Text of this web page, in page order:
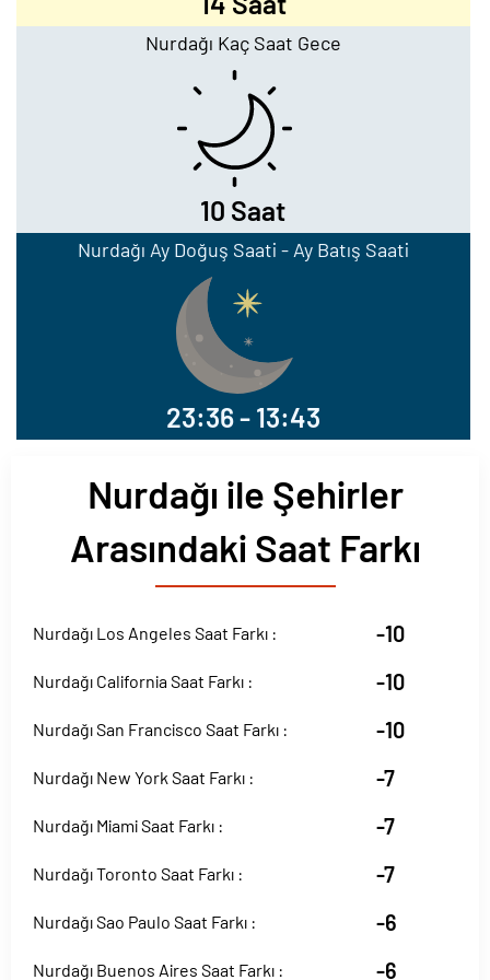
Nurdağı Kaç Saat Gece
10 Saat
Nurdağı Ay Doğuş Saati - Ay Batış Saati
23:36 - 13:43
Nurdağı ile Şehirler
Arasındaki Saat Farkı
Nurdağı Los Angeles Saat Farkı : -10
Nurdağı California Saat Farkı : -10
Nurdağı San Francisco Saat Farkı : -10
Nurdağı New York Saat Farkı : -7
Nurdağı Miami Saat Farkı : -7
Nurdağı Toronto Saat Farkı : -7
Nurdağı Sao Paulo Saat Farkı : -6
Nurdağı Buenos Aires Saat Farkı : -6